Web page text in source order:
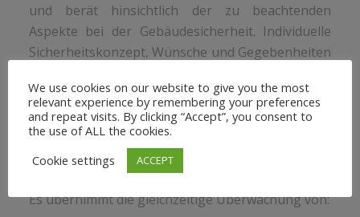
und berät hinsichtlich der zu beachtenden
Aspekte bei der Gebäudesicherheit. Individuelle
Sicherheitskonzept, Wünsche und Gegebenheiten
Mit dem Gebäudesystem können Systemlösungen
der Tür-, Fenster- und Sicherheitstechnik von
EPB-CONSULTING in die Gebäudesicherheit und -
kontrolle integriert werden.
Es übernimmt die gleichzeitige Überwachung von:
We use cookies on our website to give you the most
relevant experience by remembering your preferences
and repeat visits. By clicking “Accept”, you consent to
the use of ALL the cookies.
Cookie settings
ACCEPT